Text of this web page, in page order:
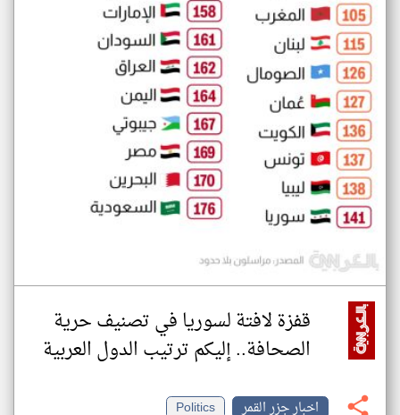
قفزة لافتة لسوريا في تصنيف حرية
الصحافة.. إليكم ترتيب الدول العربية
اخبار جزر القمر
Politics